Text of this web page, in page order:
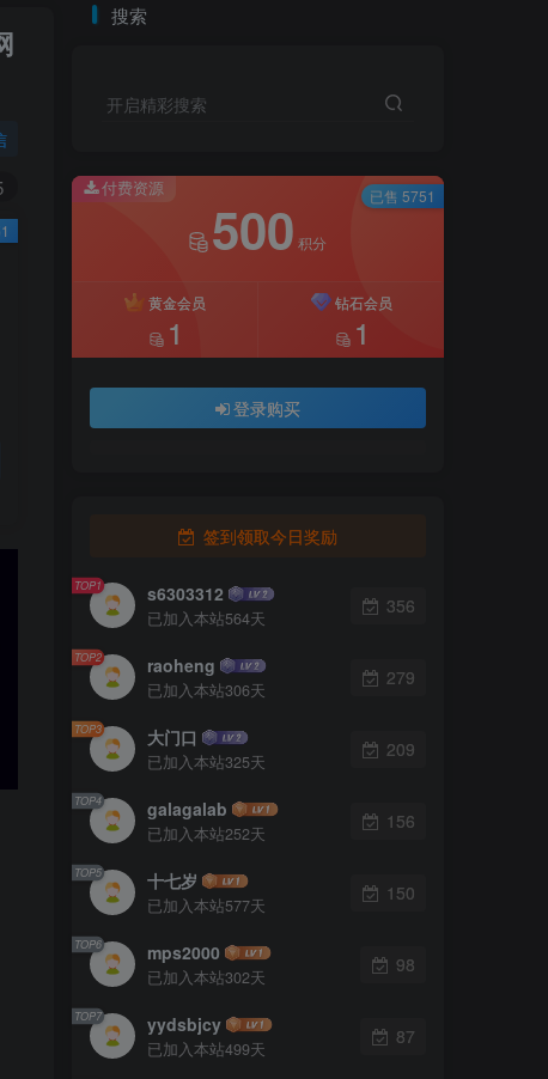
搜索
开启精彩搜索
付费资源
500 积分
黄金会员
1
钻石会员
1
登录购买
已售 5751
签到领取今日奖励
TOP1 s6303312
已加入本站564天
356
TOP2 raoheng
已加入本站306天
279
TOP3 大门口
已加入本站325天
209
TOP4 galagalab
已加入本站252天
156
TOP5 十七岁
已加入本站577天
150
TOP6 mps2000
已加入本站302天
98
TOP7 yydsbjcy
已加入本站499天
87